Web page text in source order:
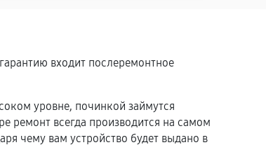
входит послеремонтное
уровне, починкой займутся
всегда производится на самом
чему вам устройство будет выдано в